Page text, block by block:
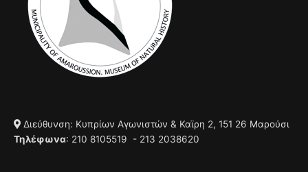
Διεύθυνση: Κυπρίων Αγωνιστών & Καϊρη 2, 151 26 Μαρούσι
Τηλέφωνα: 210 8105519 - 213 2038620